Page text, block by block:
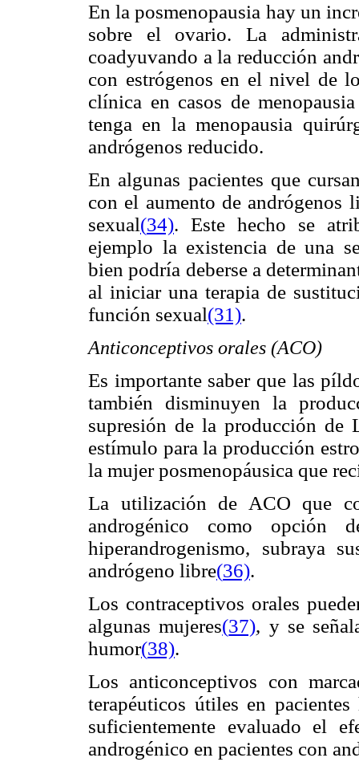
En la posmenopausia hay un
sobre el ovario. La
coadyuvando a la reducción
con estrógenos en el nivel de
clínica en casos de
tenga en la menopausia
andrógenos reducido.
En algunas pacientes que
con el aumento de andrógenos
sexual(34). Este hecho se
ejemplo la existencia de una
bien podría deberse a
al iniciar una terapia de
función sexual(31).
Anticonceptivos orales (ACO)
Es importante saber que las
también disminuyen la
supresión de la producción
estímulo para la producción
la mujer posmenopáusica que
La utilización de ACO que
androgénico como opción
hiperandrogenismo, subraya
andrógeno libre(36).
Los contraceptivos orales
algunas mujeres(37), y se
humor(38).
Los anticonceptivos con
terapéuticos útiles en
suficientemente evaluado el
androgénico en pacientes con